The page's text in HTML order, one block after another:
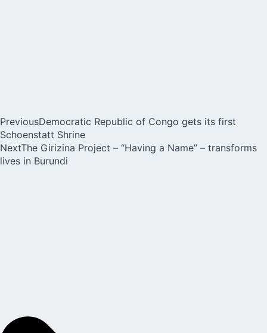
PreviousDemocratic Republic of Congo gets its first
Schoenstatt Shrine
NextThe Girizina Project – “Having a Name” – transforms
lives in Burundi